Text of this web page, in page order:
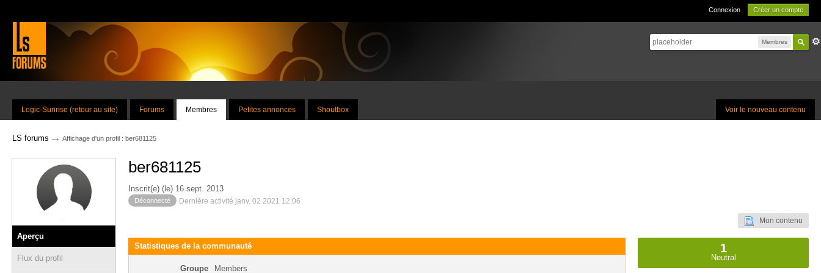
Connexion Créer un compte
Membres
Voir le nouveau contenu
Logic-Sunrise (retour au site) Forums Membres Petites annonces Shoutbox
LS forums → Affichage d'un profil : ber681125
Aperçu
Flux du profil
ber681125
Inscrit(e) (le) 16 sept. 2013
Déconnecté Dernière activité janv. 02 2021 12:06
Mon contenu
Statistiques de la communauté
Groupe Members
1
Neutral